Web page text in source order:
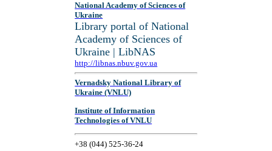
National Academy of Sciences of
Ukraine
Library portal of National
Academy of Sciences of
Ukraine | LibNAS
http://libnas.nbuv.gov.ua
Vernadsky National Library of
Ukraine (VNLU)
Institute of Information
Technologies of VNLU
+38 (044) 525-36-24